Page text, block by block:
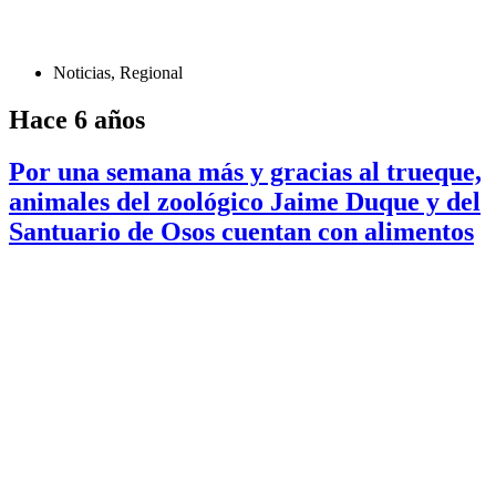
Noticias, Regional
Hace 6 años
Por una semana más y gracias al trueque,
animales del zoológico Jaime Duque y del
Santuario de Osos cuentan con alimentos